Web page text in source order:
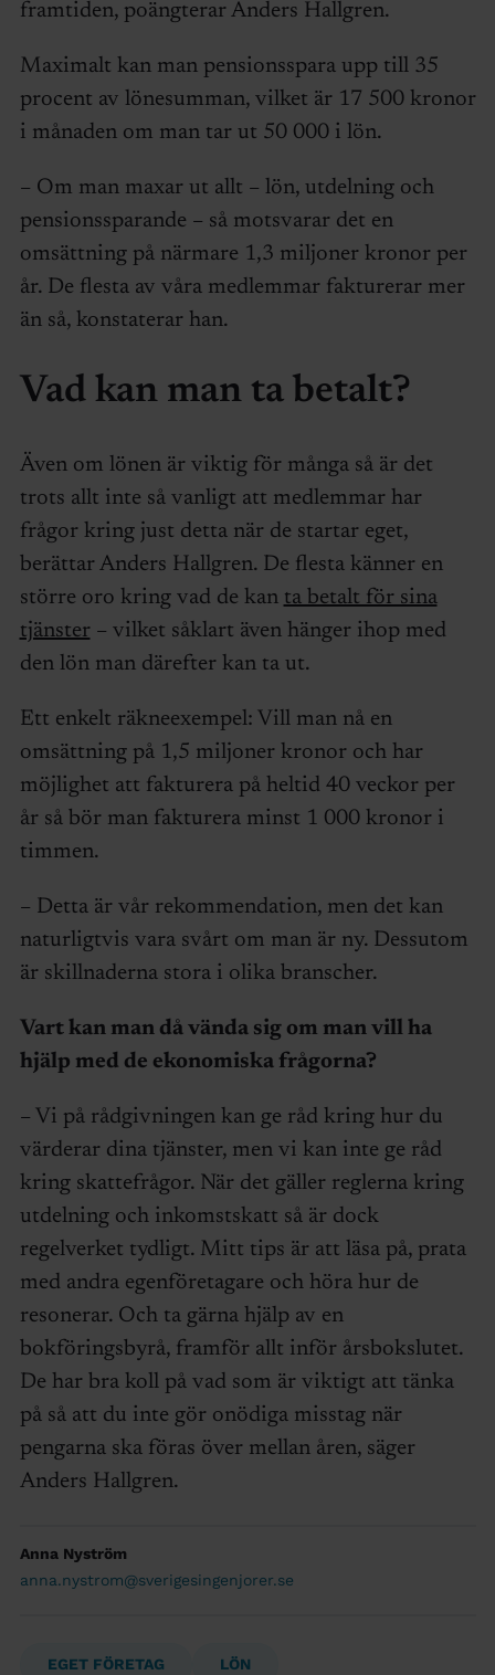
framtiden, poängterar Anders Hallgren.
Maximalt kan man pensionsspara upp till 35
procent av lönesumman, vilket är 17 500 kronor
i månaden om man tar ut 50 000 i lön.
– Om man maxar ut allt – lön, utdelning och
pensionssparande – så motsvarar det en
omsättning på närmare 1,3 miljoner kronor per
år. De flesta av våra medlemmar fakturerar mer
än så, konstaterar han.
Vad kan man ta betalt?
Även om lönen är viktig för många så är det
trots allt inte så vanligt att medlemmar har
frågor kring just detta när de startar eget,
berättar Anders Hallgren. De flesta känner en
större oro kring vad de kan ta betalt för sina
tjänster– vilket såklart även hänger ihop med
den lön man därefter kan ta ut.
Ett enkelt räkneexempel: Vill man nå en
omsättning på 1,5 miljoner kronor och har
möjlighet att fakturera på heltid 40 veckor per
år så bör man fakturera minst 1 000 kronor i
timmen.
– Detta är vår rekommendation, men det kan
naturligtvis vara svårt om man är ny. Dessutom
är skillnaderna stora i olika branscher.
Vart kan man då vända sig om man vill ha
hjälp med de ekonomiska frågorna?
– Vi på rådgivningen kan ge råd kring hur du
värderar dina tjänster, men vi kan inte ge råd
kring skattefrågor. När det gäller reglerna kring
utdelning och inkomstskatt så är dock
regelverket tydligt. Mitt tips är att läsa på, prata
med andra egenföretagare och höra hur de
resonerar. Och ta gärna hjälp av en
bokföringsbyrå, framför allt inför årsbokslutet.
De har bra koll på vad som är viktigt att tänka
på så att du inte gör onödiga misstag när
pengarna ska föras över mellan åren, säger
Anders Hallgren.
Anna Nyström
anna.nystrom@sverigesingenjorer.se
EGET FÖRETAG LÖN